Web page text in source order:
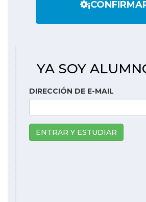
YA SOY
DIRECCIÓN DE E-MAIL
ENTRAR Y ESTUDIAR